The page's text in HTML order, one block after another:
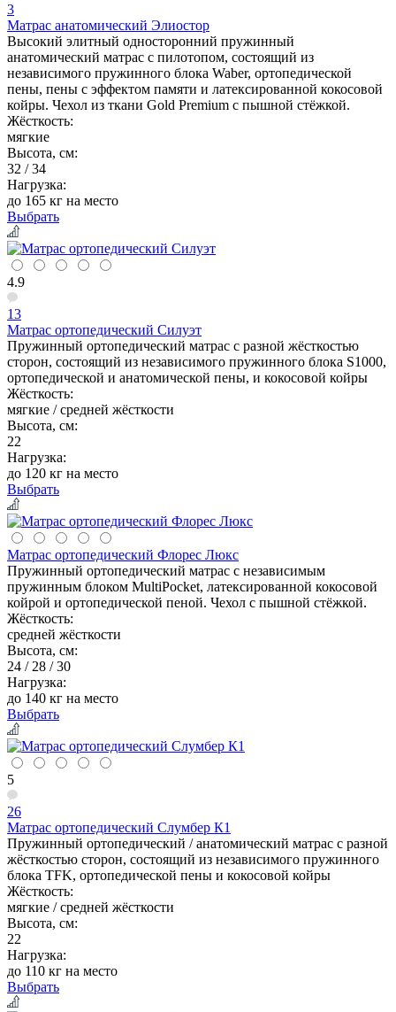
3
Матрас анатомический Элиостор
Высокий элитный односторонний пружинный
анатомический матрас с пилотопом, состоящий из
независимого пружинного блока Waber, ортопедической
пены, пены с эффектом памяти и латексированной кокосовой
койры. Чехол из ткани Gold Premium с пышной стёжкой.
Жёсткость:
мягкие
Высота, см:
32 / 34
Нагрузка:
до 165 кг на место
Выбрать
4.9
13
Матрас ортопедический Силуэт
Пружинный ортопедический матрас с разной жёсткостью
сторон, состоящий из независимого пружинного блока S1000,
ортопедической и анатомической пены, и кокосовой койры
Жёсткость:
мягкие / средней жёсткости
Высота, см:
22
Нагрузка:
до 120 кг на место
Выбрать
Матрас ортопедический Флорес Люкс
Пружинный ортопедический матрас с независимым
пружинным блоком MultiPocket, латексированной кокосовой
койрой и ортопедической пеной. Чехол с пышной стёжкой.
Жёсткость:
средней жёсткости
Высота, см:
24 / 28 / 30
Нагрузка:
до 140 кг на место
Выбрать
5
26
Матрас ортопедический Слумбер К1
Пружинный ортопедический / анатомический матрас с разной
жёсткостью сторон, состоящий из независимого пружинного
блока TFK, ортопедической пены и кокосовой койры
Жёсткость:
мягкие / средней жёсткости
Высота, см:
22
Нагрузка:
до 110 кг на место
Выбрать